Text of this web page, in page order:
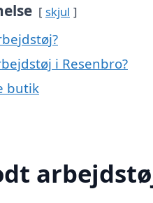
skjul
i Resenbro?
butik